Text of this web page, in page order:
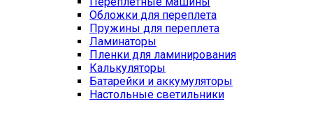
Обложки для переплета
Пружины для переплета
Ламинаторы
Пленки для ламинирования
Калькуляторы
Батарейки и аккумуляторы
Настольные светильники